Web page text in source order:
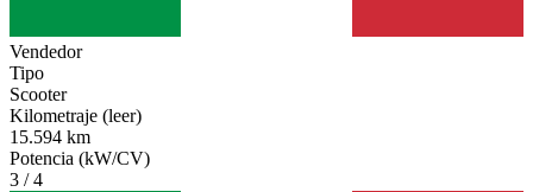
Vendedor
Tipo
Scooter
Kilometraje (leer)
15.594 km
Potencia (kW/CV)
3 / 4